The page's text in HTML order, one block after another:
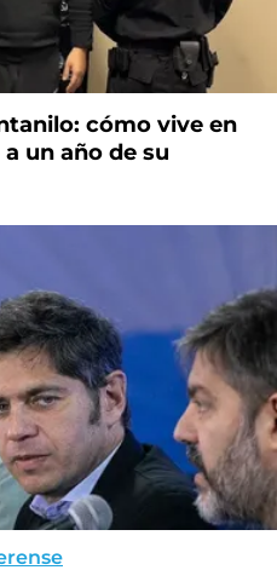
cómo vive en
un año de su